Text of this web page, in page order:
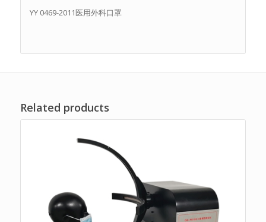
YY 0469-2011医用外科口罩
Related products